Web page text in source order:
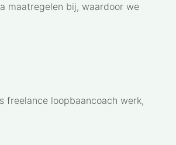
maatregelen bij, waardoor we
freelance loopbaancoach werk,